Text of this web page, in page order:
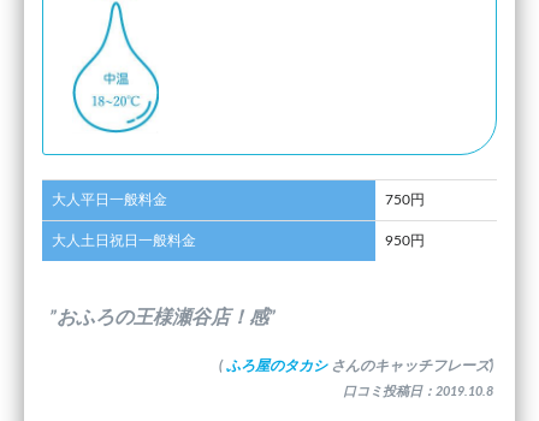
大人平日一般料金 750円
大人土日祝日一般料金 950円
”おふろの王様瀬谷店！感”
( ふろ屋のタカシ さんのキャッチフレーズ)
口コミ投稿日：2019.10.8